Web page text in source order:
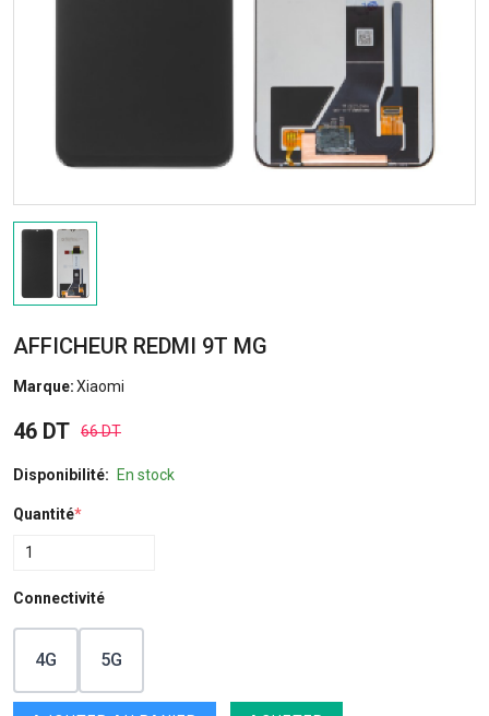
AFFICHEUR REDMI 9T MG
Marque:Xiaomi
46 DT 66 DT
Disponibilité: En stock
Quantité*
Connectivité
4G 5G